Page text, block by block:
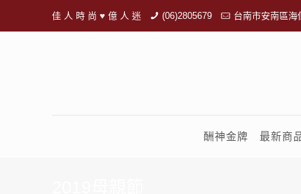
佳 人 時 尚 ♥ 億 人 迷 (06)2805679 台南市安南區海
酬神金牌 最新商